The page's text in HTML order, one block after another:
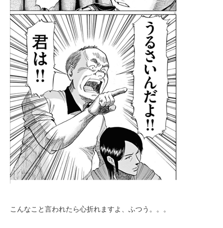
こんなこと言われたら心折れますよ、ふつう。。。